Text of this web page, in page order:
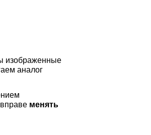
изображенные
аналог
менять